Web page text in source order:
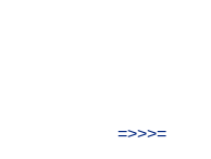
=>>>=